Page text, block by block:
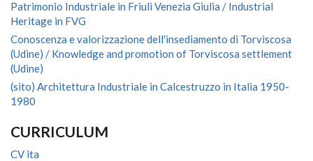
Patrimonio Industriale in Friuli Venezia Giulia / Industrial
Heritage in FVG
Conoscenza e valorizzazione dell'insediamento di Torviscosa
(Udine) / Knowledge and promotion of Torviscosa settlement
(Udine)
(sito) Architettura Industriale in Calcestruzzo in Italia 1950-
1980
CURRICULUM
CV ita